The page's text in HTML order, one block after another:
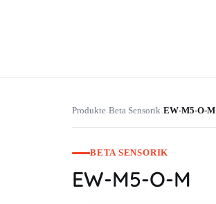
Produkte›Beta Sensorik›EW-M5-O-M
BETA SENSORIK
EW-M5-O-M